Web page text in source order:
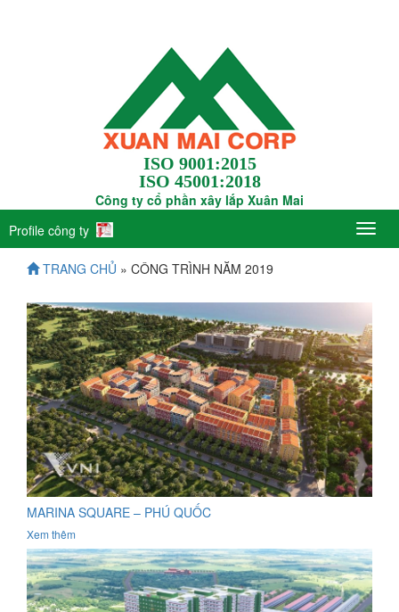
ISO 9001:2015
ISO 45001:2018
Công ty cổ phần xây lắp Xuân Mai
Profile công ty
TRANG CHỦ » CÔNG TRÌNH NĂM 2019
MARINA SQUARE – PHÚ QUỐC
Xem thêm